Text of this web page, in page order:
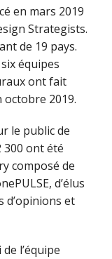
en mars 2019
Strategists.
de 19 pays.
équipes
ont fait
octobre 2019.
le public de
300 ont été
composé de
d’élus
d’opinions et
l’équipe